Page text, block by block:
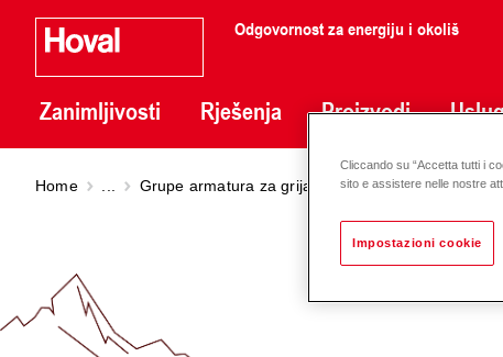
Odgovornost za energiju i okoliš
Zanimljivosti Rješenja Proizvodi
Home Grupe armatura za grijanje DN 20 - 50
Cliccando su “Accetta tutti i
sito e assistere nelle nostre
Impostazioni cookie